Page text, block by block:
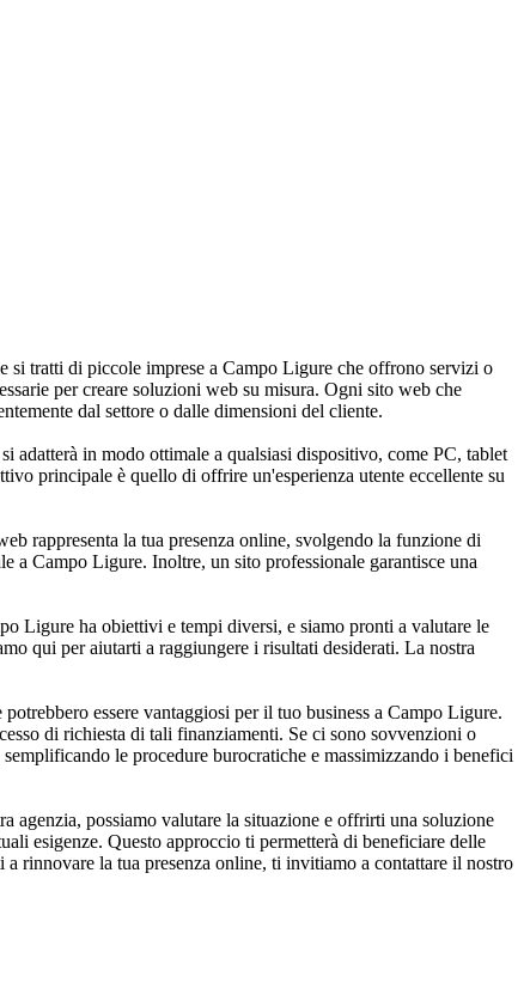
si tratti di piccole imprese a Campo Ligure che offrono servizi o
per creare soluzioni web su misura. Ogni sito web che
dal settore o dalle dimensioni del cliente.
adatterà in modo ottimale a qualsiasi dispositivo, come PC, tablet
principale è quello di offrire un'esperienza utente eccellente su
rappresenta la tua presenza online, svolgendo la funzione di
a Campo Ligure. Inoltre, un sito professionale garantisce una
Ligure ha obiettivi e tempi diversi, e siamo pronti a valutare le
qui per aiutarti a raggiungere i risultati desiderati. La nostra
essere vantaggiosi per il tuo business a Campo Ligure.
di richiesta di tali finanziamenti. Se ci sono sovvenzioni o
le procedure burocratiche e massimizzando i benefici
agenzia, possiamo valutare la situazione e offrirti una soluzione
esigenze. Questo approccio ti permetterà di beneficiare delle
rinnovare la tua presenza online, ti invitiamo a contattare il nostro